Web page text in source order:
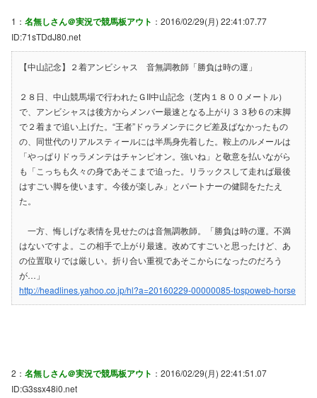
1： 名無しさん＠実況で競馬板アウト ：2016/02/29(月) 22:41:07.77
ID:71sTDdJ80.net
【中山記念】２着アンビシャス 音無調教師「勝負は時の運」
２８日、中山競馬場で行われたＧII中山記念（芝内１８００メートル）
で、アンビシャスは後方からメンバー最速となる上がり３３秒６の末脚
で２着まで追い上げた。“王者”ドゥラメンテにクビ差及ばなかったもの
の、同世代のリアルスティールには半馬身先着した。鞍上のルメールは
「やっぱりドゥラメンテはチャンピオン。強いね」と敬意を払いながら
も「こっちも久々の身であそこまで迫った。リラックスして走れば最後
はすごい脚を使います。今後が楽しみ」とパートナーの健闘をたたえ
た。
一方、悔しげな表情を見せたのは音無調教師。「勝負は時の運。不満
はないですよ。この相手で上がり最速。改めてすごいと思ったけど、あ
の位置取りでは厳しい。折り合い重視であそこからになったのだろう
が…」
http://headlines.yahoo.co.jp/hl?a=20160229-00000085-tospoweb-horse
2： 名無しさん＠実況で競馬板アウト ：2016/02/29(月) 22:41:51.07
ID:G3ssx48i0.net